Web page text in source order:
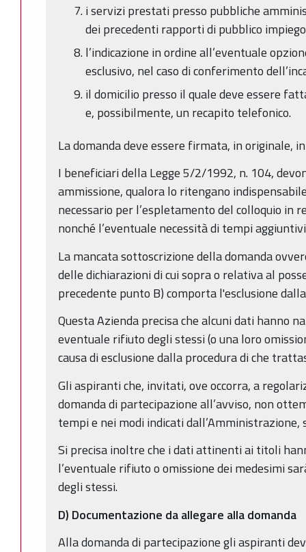
i servizi prestati presso pubbliche
dei precedenti rapporti di pubblico
l’indicazione in ordine all’eventuale
esclusivo, nel caso di conferimento
il domicilio presso il quale deve essere
e, possibilmente, un recapito telefonico.
La domanda deve essere firmata, in originale,
I beneficiari della Legge 5/2/1992, n. 104,
ammissione, qualora lo ritengano
necessario per l’espletamento del colloquio in
nonché l’eventuale necessità di tempi
La mancata sottoscrizione della domanda
delle dichiarazioni di cui sopra o relativa al
precedente punto B) comporta l'esclusione
Questa Azienda precisa che alcuni dati hanno
eventuale rifiuto degli stessi (o una loro
causa di esclusione dalla procedura di che
Gli aspiranti che, invitati, ove occorra, a
domanda di partecipazione all’avviso, non
tempi e nei modi indicati dall’Amministrazione,
Si precisa inoltre che i dati attinenti ai titoli
l’eventuale rifiuto o omissione dei medesimi
degli stessi.
D) Documentazione da allegare alla domanda
Alla domanda di partecipazione gli aspiranti